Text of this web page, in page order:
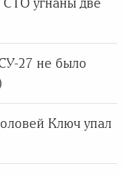
27 не было
Ключ упал